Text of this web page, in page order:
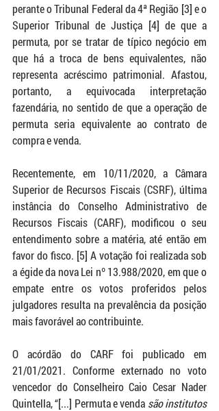
perante o Tribunal Federal da 4ª Região [3] e o
Superior Tribunal de Justiça [4] de que a
permuta, por se tratar de típico negócio em
que há a troca de bens equivalentes, não
representa acréscimo patrimonial. Afastou,
portanto, a equivocada interpretação
fazendária, no sentido de que a operação de
permuta seria equivalente ao contrato de
compra e venda.
Recentemente, em 10/11/2020, a Câmara
Superior de Recursos Fiscais (CSRF), última
instância do Conselho Administrativo de
Recursos Fiscais (CARF), modificou o seu
entendimento sobre a matéria, até então em
favor do fisco. [5] A votação foi realizada sob
a égide da nova Lei nº 13.988/2020, em que o
empate entre os votos proferidos pelos
julgadores resulta na prevalência da posição
mais favorável ao contribuinte.
O acórdão do CARF foi publicado em
21/01/2021. Conforme externado no voto
vencedor do Conselheiro Caio Cesar Nader
Quintella, “[...] Permuta e venda são institutos